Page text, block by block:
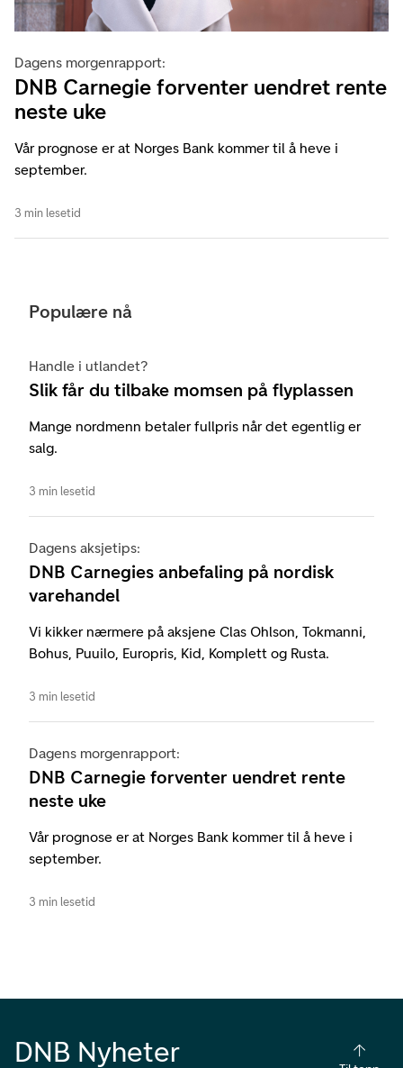
Dagens morgenrapport:
DNB Carnegie forventer uendret rente
neste uke
Vår prognose er at Norges Bank kommer til å heve i
september.
3 min lesetid
Populære nå
Handle i utlandet?
Slik får du tilbake momsen på flyplassen
Mange nordmenn betaler fullpris når det egentlig er
salg.
3 min lesetid
Dagens aksjetips:
DNB Carnegies anbefaling på nordisk
varehandel
Vi kikker nærmere på aksjene Clas Ohlson, Tokmanni,
Bohus, Puuilo, Europris, Kid, Komplett og Rusta.
3 min lesetid
Dagens morgenrapport:
DNB Carnegie forventer uendret rente
neste uke
Vår prognose er at Norges Bank kommer til å heve i
september.
3 min lesetid
DNB Nyheter